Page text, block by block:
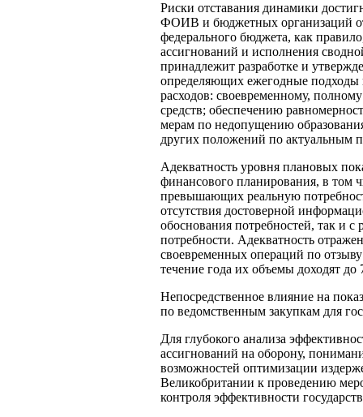
Риски отставания динамики
ФОИВ и бюджетных организаций от
федерального бюджета, как
ассигнований и исполнения
принадлежит разработке и
определяющих ежегодные подходы
расходов: своевременному,
средств; обеспечению
мерам по недопущению
других положений по актуальным
Адекватность уровня плановых
финансового планирования, в том
превышающих реальную
отсутствия достоверной
обоснования потребностей, так и
потребности. Адекватность
своевременных операций по
течение года их объемы доходят
Непосредственное влияние на
по ведомственным закупкам для
Для глубокого анализа
ассигнований на оборону,
возможностей оптимизации
Великобритании к проведению
контроля эффективности